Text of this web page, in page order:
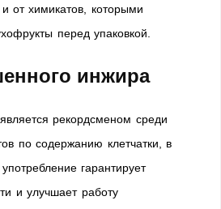
от химикатов, которыми
перед упаковкой.
инжира
рекордсменом среди
по содержанию клетчатки, в
гарантирует
и улучшает работу